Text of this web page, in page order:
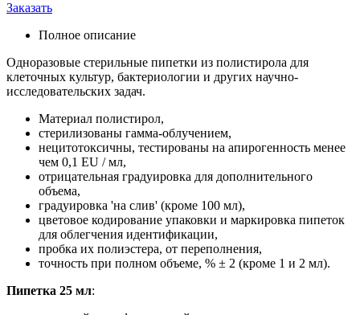
Заказать
Полное описание
Одноразовые стерильные пипетки из полистирола для
клеточных культур, бактериологии и других научно-
исследовательских задач.
Материал полистирол,
стерилизованы гамма-облучением,
нецитотоксичны, тестированы на апирогенность менее
чем 0,1 EU / мл,
отрицательная градуировка для дополнительного
объема,
градуировка 'на слив' (кроме 100 мл),
цветовое кодирование упаковки и маркировка пипеток
для облегчения идентификации,
пробка их полиэстера, от переполнения,
точность при полном объеме, % ± 2 (кроме 1 и 2 мл).
Пипетка 25 мл: